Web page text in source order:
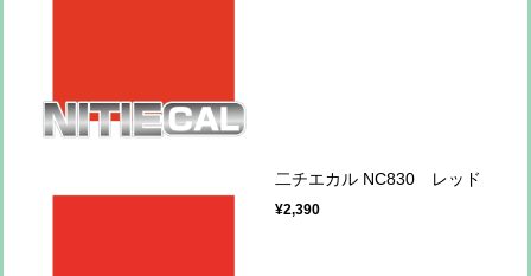
二チエカル NC830 レッド
¥2,390